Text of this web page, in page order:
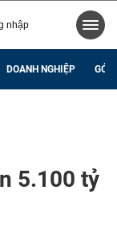
nhập
DOANH NGHIỆP GÓC
5.100 tỷ